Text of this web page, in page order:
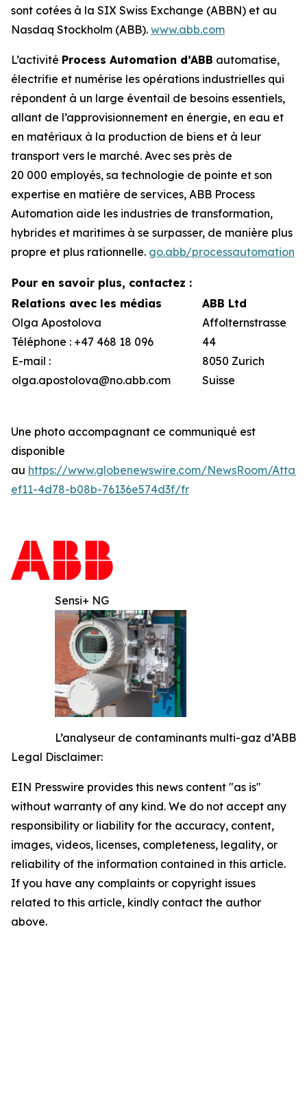
sont cotées à la SIX Swiss Exchange (ABBN) et au
Nasdaq Stockholm (ABB). www.abb.com
L’activité Process Automation d’ABB automatise,
électrifie et numérise les opérations industrielles qui
répondent à un large éventail de besoins essentiels,
allant de l’approvisionnement en énergie, en eau et
en matériaux à la production de biens et à leur
transport vers le marché. Avec ses près de
20 000 employés, sa technologie de pointe et son
expertise en matière de services, ABB Process
Automation aide les industries de transformation,
hybrides et maritimes à se surpasser, de manière plus
propre et plus rationnelle. go.abb/processautomation
Pour en savoir plus, contactez :
Relations avec les médias
Olga Apostolova
Téléphone : +47 468 18 096
E-mail :
olga.apostolova@no.abb.com
ABB Ltd
Affolternstrasse
44
8050 Zurich
Suisse
Une photo accompagnant ce communiqué est
disponible
au https://www.globenewswire.com/NewsRoom/
ef11-4d78-b08b-76136e574d3f/fr
Sensi+ NG
L’analyseur de contaminants multi-gaz d’ABB
Legal Disclaimer:
EIN Presswire provides this news content "as is"
without warranty of any kind. We do not accept any
responsibility or liability for the accuracy, content,
images, videos, licenses, completeness, legality, or
reliability of the information contained in this article.
If you have any complaints or copyright issues
related to this article, kindly contact the author
above.